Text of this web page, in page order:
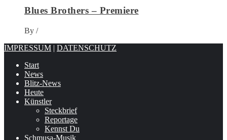
Blues Brothers – Premiere
By /
IMPRESSUM
DATENSCHUTZ
Start
News
Blitz-News
Heute
Künstler
Steckbrief
Reportage
Kennst Du
Schmusa-Musik